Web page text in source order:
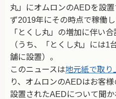
丸」にオムロンのAEDを設
ず2019年にその時点で稼働
「とくし丸」の増加に伴い
（うち、「とくし丸」には1
舗に設置）。
このニュースは地元紙で取り
り、オムロンのAEDはお客
設置されたAEDについて聞